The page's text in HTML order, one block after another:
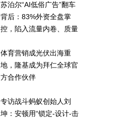
苏泊尔“AI低俗广告”翻车
背后：83%外资全盘掌
控，陷入流量内卷、质量
体育营销成光伏出海重
地，隆基成为拜仁全球官
方合作伙伴
专访战斗蚂蚁创始人刘
坤：安顿用“锁定-设计-击